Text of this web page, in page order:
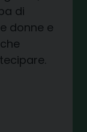
di
donne e